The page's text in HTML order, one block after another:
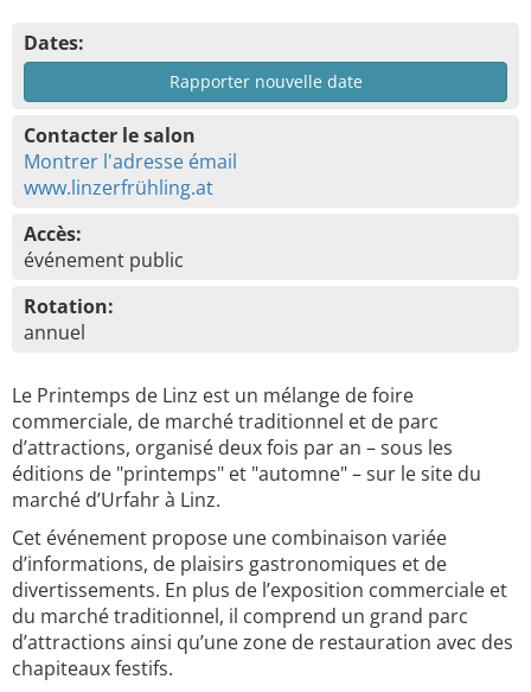
Dates:
Rapporter nouvelle date
Contacter le salon
Montrer l'adresse émail
www.linzerfrühling.at
Accès:
événement public
Rotation:
annuel
Le Printemps de Linz est un mélange de foire
commerciale, de marché traditionnel et de parc
d’attractions, organisé deux fois par an – sous les
éditions de "printemps" et "automne" – sur le site du
marché d’Urfahr à Linz.
Cet événement propose une combinaison variée
d’informations, de plaisirs gastronomiques et de
divertissements. En plus de l’exposition commerciale et
du marché traditionnel, il comprend un grand parc
d’attractions ainsi qu’une zone de restauration avec des
chapiteaux festifs.